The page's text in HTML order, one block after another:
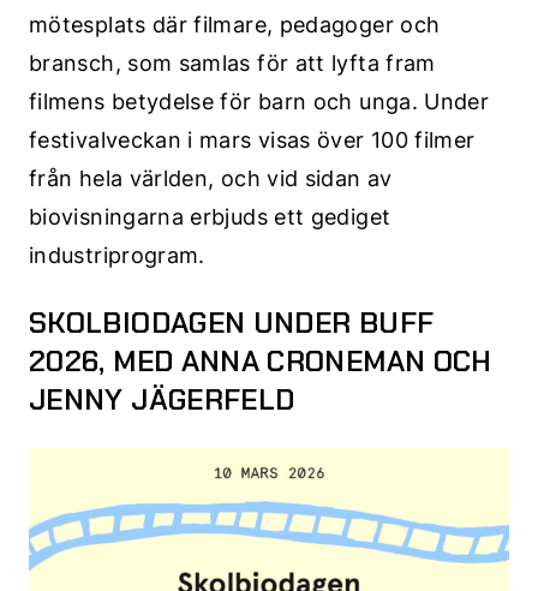
mötesplats där filmare, pedagoger och
bransch, som samlas för att lyfta fram
filmens betydelse för barn och unga. Under
festivalveckan i mars visas över 100 filmer
från hela världen, och vid sidan av
biovisningarna erbjuds ett gediget
industriprogram.
SKOLBIODAGEN UNDER BUFF
2026, MED ANNA CRONEMAN OCH
JENNY JÄGERFELD